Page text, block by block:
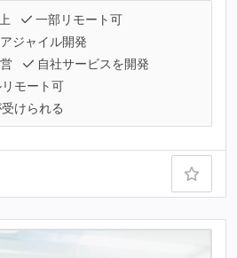
一部リモート可
アジャイル開発
自社サービスを開発
モート可
けられる